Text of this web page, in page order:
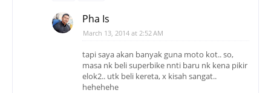
Pha Is
March 13, 2014 at 2:52 AM
tapi saya akan banyak guna moto kot.. so,
masa nk beli superbike nnti baru nk kena pikir
elok2.. utk beli kereta, x kisah sangat..
hehehehe